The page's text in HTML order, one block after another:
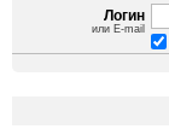
Логин
или E-mail